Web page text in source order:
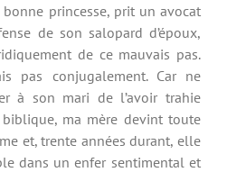
bonne princesse, prit un avocat
de son salopard d’époux,
de ce mauvais pas.
pas conjugalement. Car ne
à son mari de l’avoir trahie
ma mère devint toute
et, trente années durant, elle
dans un enfer sentimental et